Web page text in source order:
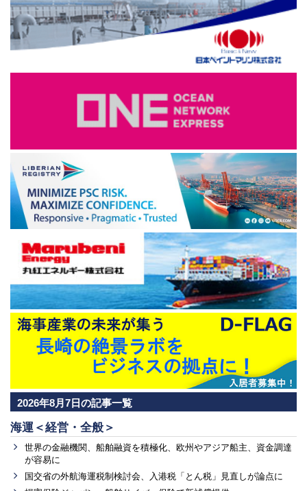
2026年8月7日の記事一覧
海運＜経営・全般＞
世界の金融機関、船舶融資を積極化、欧州やアジア船主、資金調達
が容易に
国交省の外航海運税制検討会、入港税「とん税」見直しが論点に